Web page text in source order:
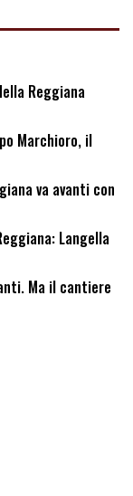
Reggiana
Marchioro, il
va avanti con
Langella
Ma il cantiere